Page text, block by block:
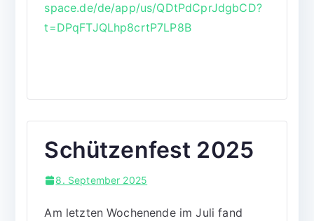
space.de/de/app/us/QDtPdCprJdgbCD?
t=DPqFTJQLhp8crtP7LP8B
Schützenfest 2025
8. September 2025
Am letzten Wochenende im Juli fand